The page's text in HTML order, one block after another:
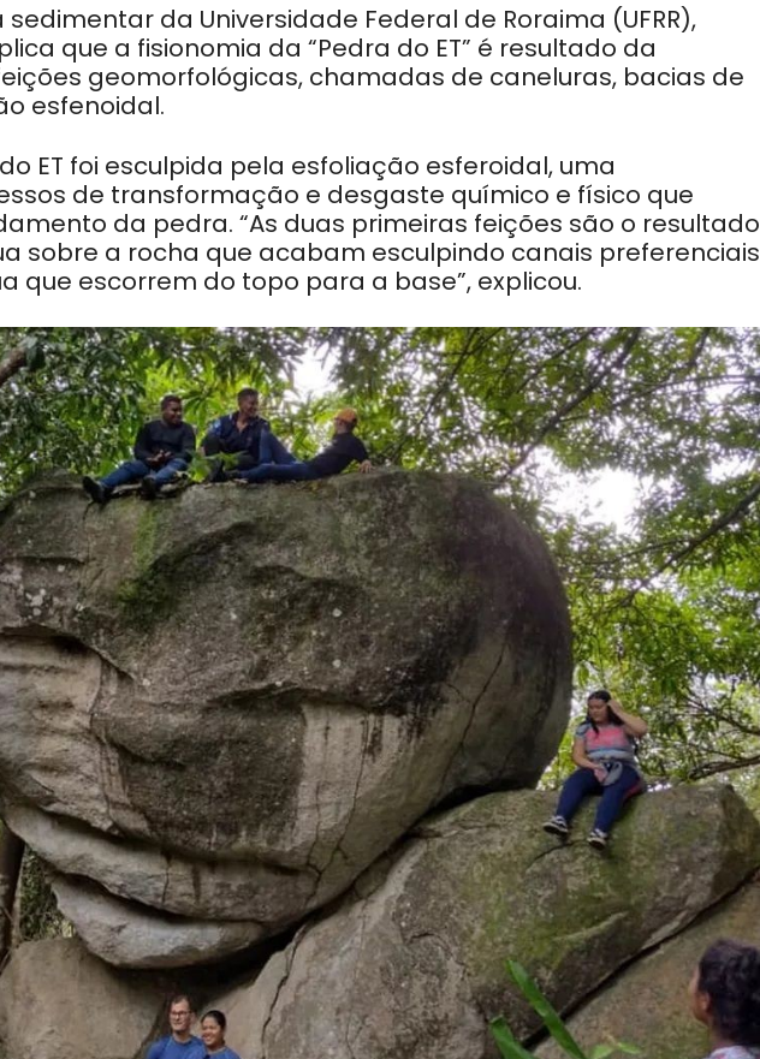
da Universidade Federal de Roraima (UFRR),
que a fisionomia da “Pedra do ET” é resultado da
geomorfológicas, chamadas de caneluras, bacias de
esfenoidal.
ET foi esculpida pela esfoliação esferoidal, uma
de transformação e desgaste químico e físico que
da pedra. “As duas primeiras feições são o resultado
sobre a rocha que acabam esculpindo canais preferenciais
que escorrem do topo para a base”, explicou.